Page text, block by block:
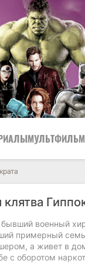
военный
примерный
а живет в
с оборотом